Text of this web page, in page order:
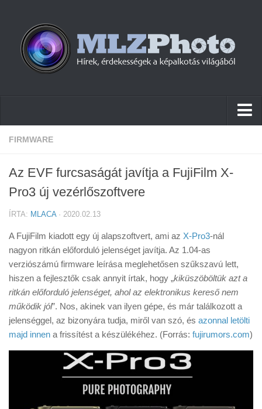
Hírek
Cikkek
Szoftver
Tudástár
Tanácsok
Érdekességek
Helyszíni Riport
E-BB
FIRMWARE
Az EVF furcsaságát javítja a FujiFilm X-
Pro3 új vezérlőszoftvere
ÍRTA: MLACA· 2020.02.13
A FujiFilm kiadott egy új alapszoftvert, ami az X-Pro3-nál
nagyon ritkán előforduló jelenséget javítja. Az 1.04-as
verziószámú firmware leírása meglehetősen szűkszavú lett,
hiszen a fejlesztők csak annyit írtak, hogy „kiküszöböltük azt a
ritkán előforduló jelenséget, ahol az elektronikus kereső nem
működik jól”. Nos, akinek van ilyen gépe, és már találkozott a
jelenséggel, az bizonyára tudja, miről van szó, és azonnal letölti
majd innen a frissítést a készülékéhez. (Forrás: fujirumors.com)